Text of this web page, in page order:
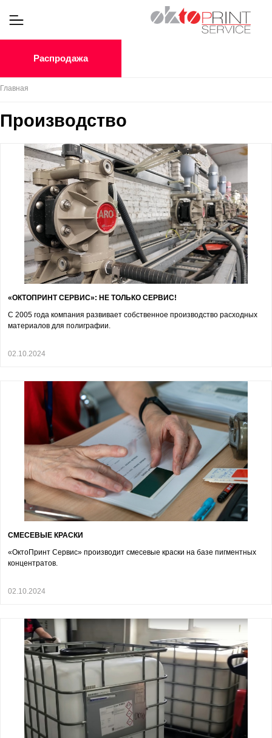
Распродажа
Главная
Производство
«ОКТОПРИНТ СЕРВИС»: НЕ ТОЛЬКО СЕРВИС!
С 2005 года компания развивает собственное производство расходных
материалов для полиграфии.
02.10.2024
СМЕСЕВЫЕ КРАСКИ
«ОктоПринт Сервис» производит смесевые краски на базе пигментных
концентратов.
02.10.2024